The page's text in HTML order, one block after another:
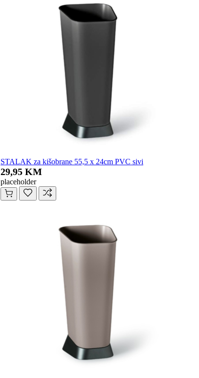
STALAK za kišobrane 55,5 x 24cm PVC sivi
29,95 KM
placeholder